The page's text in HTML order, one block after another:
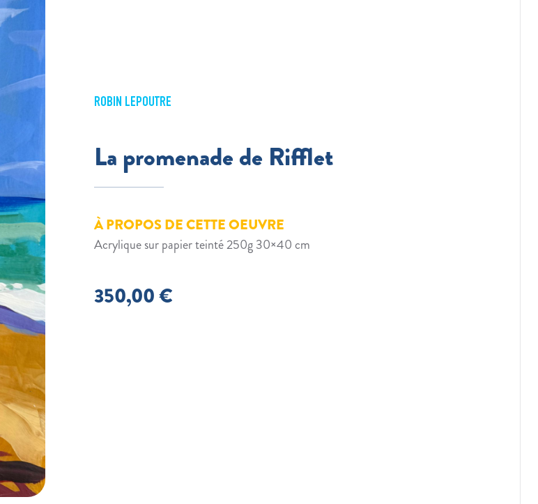
ROBIN LEPOUTRE
La promenade de Rifflet
À PROPOS DE CETTE OEUVRE
Acrylique sur papier teinté 250g 30×40 cm
350,00€